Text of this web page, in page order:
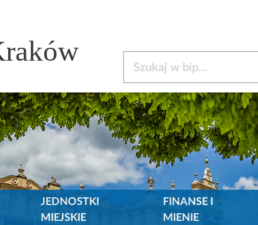
JEDNOSTKI
MIEJSKIE
FINANSE I
MIENIE